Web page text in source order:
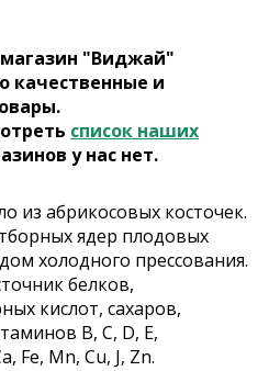
"Виджай"
качественные и
список наших
у нас нет.
из абрикосовых косточек.
ядер плодовых
холодного прессования.
белков,
кислот, сахаров,
B, C, D, E,
Fe, Mn, Cu, J, Zn.